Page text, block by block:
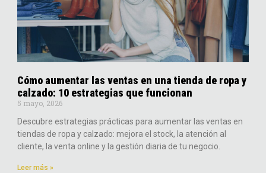
Cómo aumentar las ventas en una tienda de ropa y
calzado: 10 estrategias que funcionan
5 mayo, 2026
Descubre estrategias prácticas para aumentar las ventas en
tiendas de ropa y calzado: mejora el stock, la atención al
cliente, la venta online y la gestión diaria de tu negocio.
Leer más »